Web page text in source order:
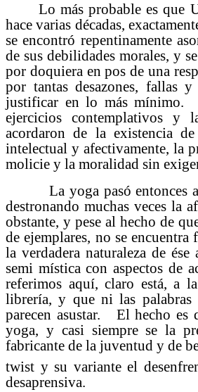
Lo más probable es que
hace varias décadas,
se encontró repentinamente
de sus debilidades morales, y
por doquiera en pos de una
por tantas desazones, fallas
justificar en lo más mínimo.
ejercicios contemplativos y
acordaron de la existencia
intelectual y afectivamente, la
molicie y la moralidad sin
La yoga pasó entonces a
destronando muchas veces la
obstante, y pese al hecho de
de ejemplares, no se
la verdadera naturaleza de
semi mística con aspectos de
referimos aquí, claro está, a
librería, y que ni las palabras
parecen asustar. El hecho
yoga, y casi siempre se la
fabricante de la juventud y de
twist y su variante el
desaprensiva.